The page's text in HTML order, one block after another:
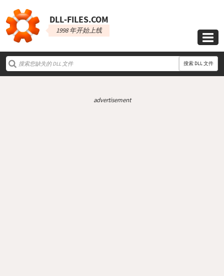
DLL‑FILES.COM
1998 年开始上线

搜索 DLL 文件
advertisement